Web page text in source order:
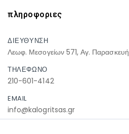
πληροφοριες
ΔΙΕΥΘΥΝΣΗ
Λεωφ. Μεσογείων 571, Αγ. Παρασκευή
ΤΗΛΕΦΩΝΟ
210-601-4142
EMAIL
info@kalogritsas.gr